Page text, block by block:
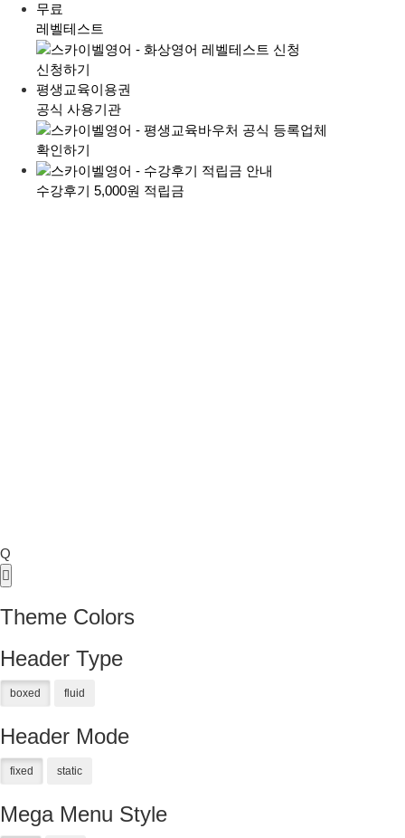
무료
레벨테스트
신청하기
평생교육이용권
공식 사용기관
확인하기
수강후기 5,000원 적립금
Q
Theme Colors
Header Type
Header Mode
Mega Menu Style